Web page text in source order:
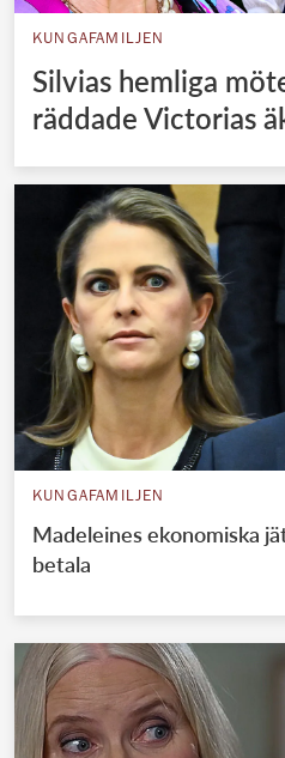
KUNGAFAMILJEN
Silvias hemliga
räddade Victorias
KUNGAFAMILJEN
Madeleines ekonomiska
betala